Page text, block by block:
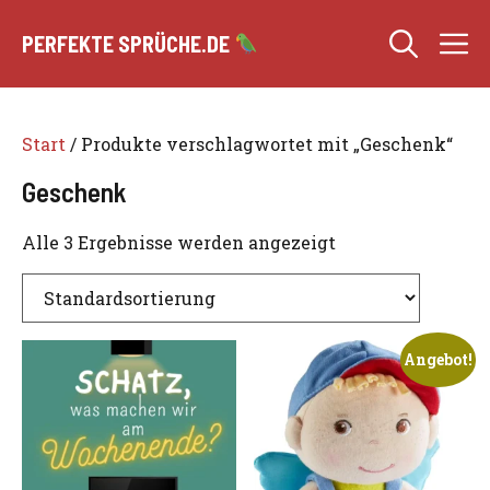
Inhalt
PERFEKTE SPRÜCHE.DE
Start / Produkte verschlagwortet mit „Geschenk“
Geschenk
Alle 3 Ergebnisse werden angezeigt
Angebot!